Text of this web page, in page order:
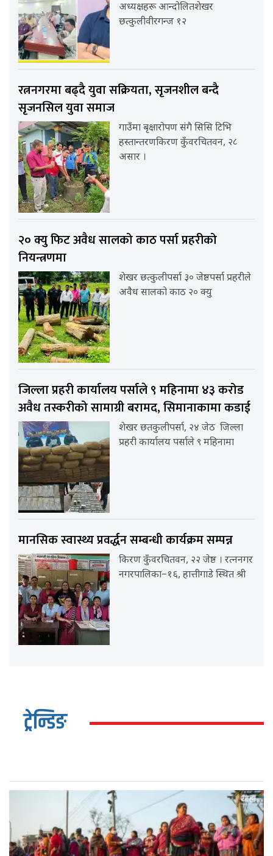
अध्यक्षहरू आन्दोलितशेखर
छत्कुलीवीरगन्ज १२
रत्ननगरमा बढ्दै युवा सक्रियता, सृजनशील बन्दै
सृजनसिल युवा समाज
गाउँमा बृक्षारोपण संगै सिसि टिभि
हस्तान्तरणकिरण कुँवरचितवन, २८
असार ।
२० क्यु फिट अवैध सालको काठ पर्सा प्रहरीको
नियन्त्रणमा
शेखर छत्कुलीपर्सा ३० जेष्ठपर्सा प्रहरीले
अवैध सालको काठ २० क्यु
जिल्ला प्रहरी कार्यालय पर्साले ९ महिनामा ४३ करोड
अवैध तस्करीको सामाग्री बरामद, सिमानाकामा कडाई
शेखर छतकुलीपर्सा, २४ जेठ जिल्ला
प्रहरी कार्यालय पर्साले ९ महिनामा
मानसिक स्वास्थ्य प्रवर्द्धन सम्बन्धी कार्यक्रम सम्पन्न
किरण कुँवरचितवन, २२ जेष्ठ । रत्ननगर
नगरपालिका–१६, हात्तीगाडे स्थित श्री
ट्रेन्डिङ